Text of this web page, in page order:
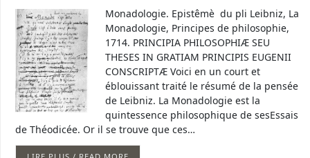
Monadologie. Epistêmè du pli Leibniz, La
Monadologie, Principes de philosophie,
1714. PRINCIPIA PHILOSOPHIÆ SEU
THESES IN GRATIAM PRINCIPIS EUGENII
CONSCRIPTÆ Voici en un court et
éblouissant traité le résumé de la pensée
de Leibniz. La Monadologie est la
quintessence philosophique de sesEssais
de Théodicée. Or il se trouve que ces…